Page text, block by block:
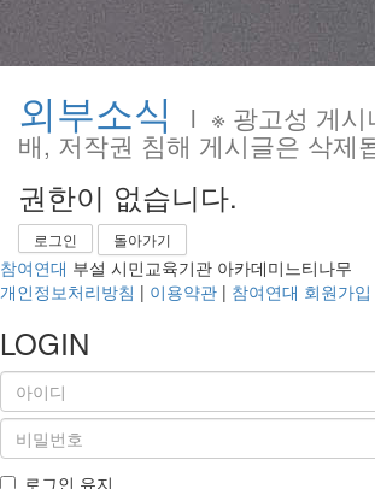
외부소식 l ※ 광고성 게시
배, 저작권 침해 게시글은 삭제
권한이 없습니다.
로그인 돌아가기
참여연대 부설 시민교육기관 아카데미느티나무
개인정보처리방침 | 이용약관 | 참여연대 회원가입
LOGIN
로그인 유지